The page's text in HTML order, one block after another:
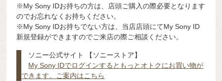
※My Sony IDお持ちの方は、店頭ご購入の際必要となります
のでお忘れなくお持ちください。
※My Sony IDお持ちでない方は、当店店頭にてMy Sony ID
新規登録ができますのでご来店の際ご相談ください。
ソニー公式サイト 【ソニーストア】
My Sony IDでログインするともっとオトクにお買い物が
できます。ご案内はこちら